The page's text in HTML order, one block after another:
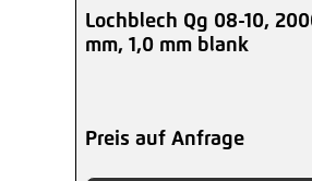
Lochblech Qg 08-10,
mm, 1,0 mm blank
Preis auf Anfrage